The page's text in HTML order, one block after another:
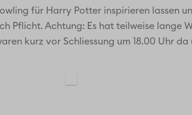
für Harry Potter inspirieren lassen
Pflicht. Achtung: Es hat teilweise lange
kurz vor Schliessung um 18.00 Uhr